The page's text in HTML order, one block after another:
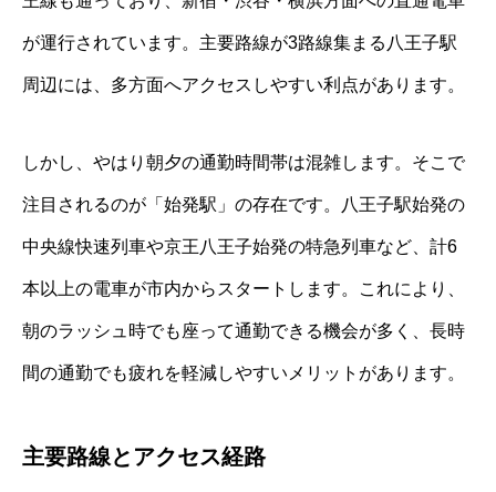
が運行されています。主要路線が3路線集まる八王子駅
周辺には、多方面へアクセスしやすい利点があります。
しかし、やはり朝夕の通勤時間帯は混雑します。そこで
注目されるのが「始発駅」の存在です。八王子駅始発の
中央線快速列車や京王八王子始発の特急列車など、計6
本以上の電車が市内からスタートします。これにより、
朝のラッシュ時でも座って通勤できる機会が多く、長時
間の通勤でも疲れを軽減しやすいメリットがあります。
主要路線とアクセス経路